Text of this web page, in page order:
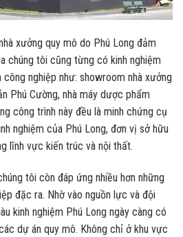
xưởng quy mô do Phú Long đảm
chúng tôi cũng từng có kinh nghiệm
nghiệp như: showroom nhà xưởng
Phú Cường, nhà máy dược phẩm
công trình này đều là minh chứng cụ
nghiệm của Phú Long, đơn vị sở hữu
lĩnh vực kiến trúc và nội thất.
tôi còn đáp ứng nhiều hơn những
đặc ra. Nhờ vào nguồn lực và đội
kinh nghiệm Phú Long ngày càng có
dự án quy mô. Không chỉ ở khu vực